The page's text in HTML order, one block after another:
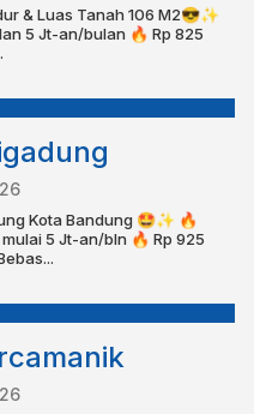
& Luas Tanah 106 M2😎✨⁣⁣⁣⁣⁣⁣⁣⁣
5 Jt-an/bulan⁣⁣ 🔥 Rp 825
Kota Bandung 🤩✨ 🔥
5 Jt-an/bln 🔥 Rp 925